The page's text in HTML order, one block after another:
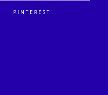
PINTEREST